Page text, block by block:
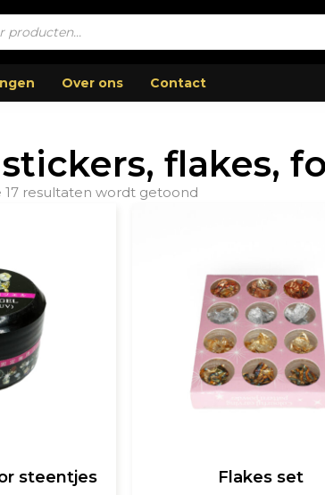
Over ons Contact
flakes,
17 resultaten wordt getoond
steentjes Flakes set